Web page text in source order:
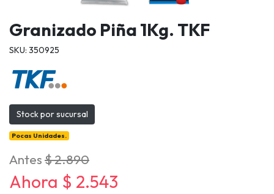
Granizado Piña 1Kg. TKF
SKU: 350925
Stock por sucursal
Pocas Unidades.
Antes$ 2.890
Ahora $ 2.543